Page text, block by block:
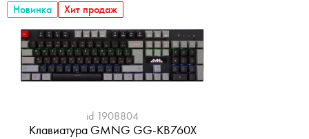
Новинка Хит продаж
id 1908804
Клавиатура GMNG GG-KB760X